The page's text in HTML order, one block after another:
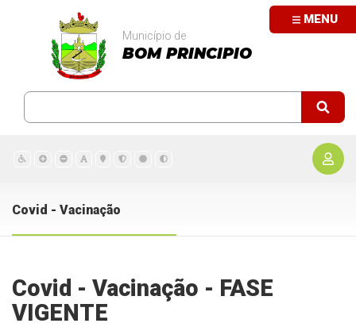
MENU
Município de
BOM PRINCIPIO
Covid - Vacinação
Covid - Vacinação - FASE
VIGENTE